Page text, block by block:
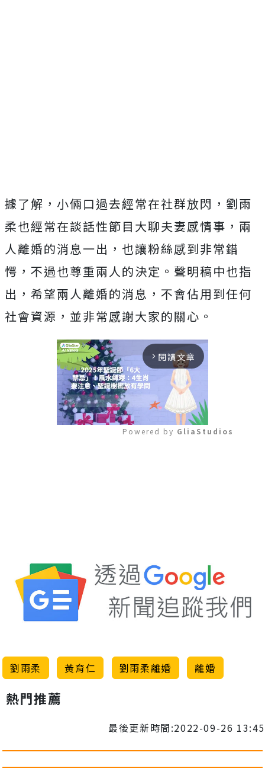
據了解，小倆口過去經常在社群放閃，劉雨
柔也經常在談話性節目大聊夫妻感情事，兩
人離婚的消息一出，也讓粉絲感到非常錯
愕，不過也尊重兩人的決定。聲明稿中也指
出，希望兩人離婚的消息，不會佔用到任何
社會資源，並非常感謝大家的關心。
arrow_forward_ios 閱讀文章
Powered by GliaStudios
劉雨柔 黃育仁 劉雨柔離婚 離婚
熱門推薦
最後更新時間:2022-09-26 13:45